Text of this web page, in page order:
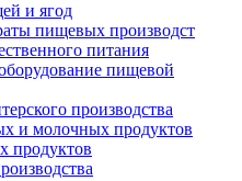
и ягод
пищевых производст
питания
пищевой
производства
и молочных продуктов
продуктов